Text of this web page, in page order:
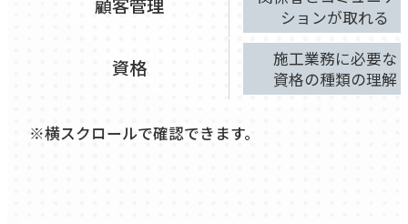
顧客管理
ションが取れる
資格
施工業務に必要な
資格の種類の理解
※横スクロールで確認できます。